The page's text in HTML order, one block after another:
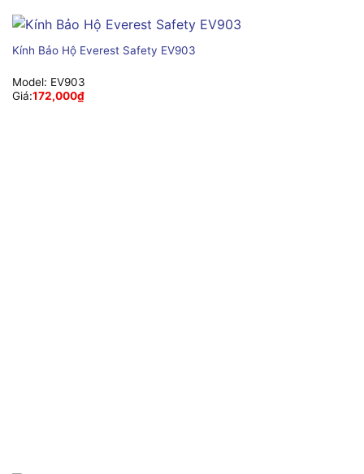
Kính Bảo Hộ Everest Safety EV903
Model: EV903
Giá:172,000₫